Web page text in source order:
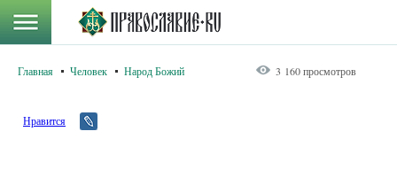
Главная Человек Народ Божий 3 160 просмотров
Нравится